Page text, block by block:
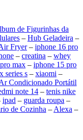
de Figurinhas da
– Hub Geladeira –
Fryer– iphone 16 pro
– creatina – whey
max – iphone 15 pro
series s – xiaomi –
Condicionado Portátil
note 14 – tenis nike
ipad – guarda roupa –
de Cozinha – Alexa –